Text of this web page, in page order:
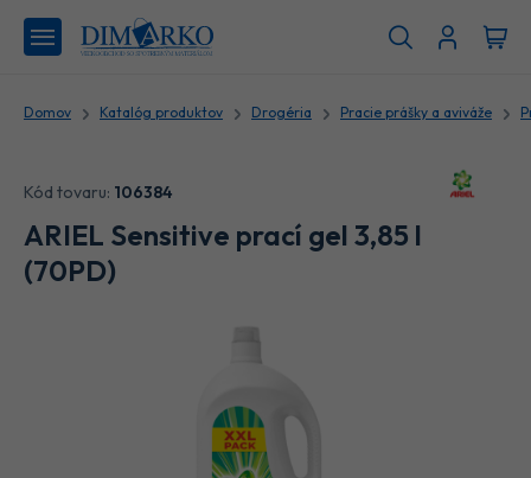
Domov Katalóg produktov Drogéria Pracie prášky a aviváže
ARIEL Sensitive prací gel 3,85 l
(70PD)
Kód tovaru: 106384